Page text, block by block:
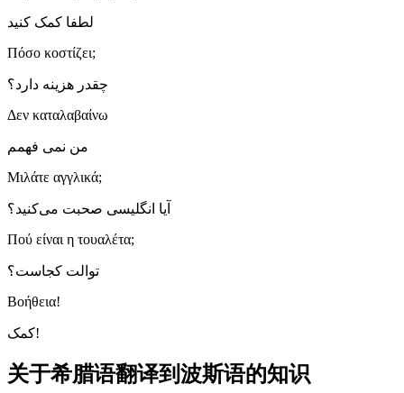
لطفا کمک کنید
Πόσο κοστίζει;
چقدر هزینه دارد؟
Δεν καταλαβαίνω
من نمی فهمم
Μιλάτε αγγλικά;
آیا انگلیسی صحبت می‌کنید؟
Πού είναι η τουαλέτα;
توالت کجاست؟
Βοήθεια!
کمک!
关于希腊语翻译到波斯语的知识